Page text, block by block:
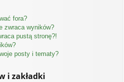
fora?
zwraca wyników?
pustą stronę?!
posty i tematy?
i zakładki